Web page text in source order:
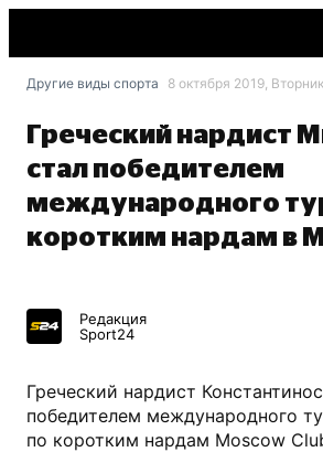
Другие виды спорта 8 октября 2019,
Греческий нардист
стал победителем
международного
коротким нардам в
Редакция
Sport24
Греческий нардист
победителем международного
по коротким нардам Moscow